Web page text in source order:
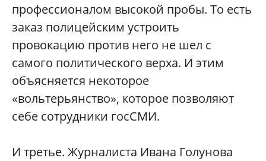
профессионалом высокой пробы. То есть
заказ полицейским устроить
провокацию против него не шел с
самого политического верха. И этим
объясняется некоторое
«вольтерьянство», которое позволяют
себе сотрудники госСМИ.
И третье. Журналиста Ивана Голунова